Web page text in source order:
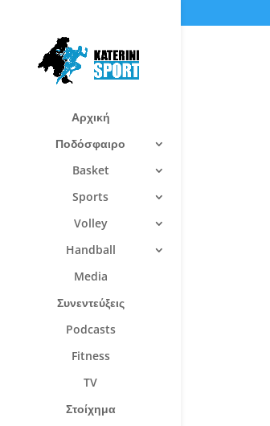
Αρχική
Ποδόσφαιρο
Basket
Sports
Volley
Handball
Media
Συνεντεύξεις
Podcasts
Fitness
TV
Στοίχημα